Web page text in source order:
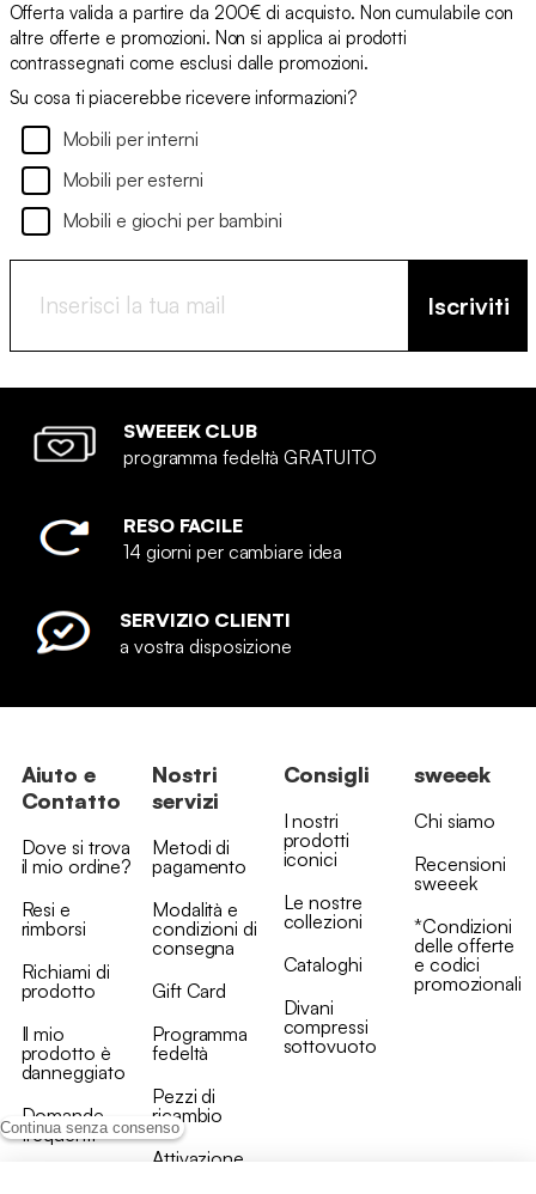
Continua senza consenso
Offerta valida a partire da 200€ di acquisto. Non cumulabile con
altre offerte e promozioni. Non si applica ai prodotti
contrassegnati come esclusi dalle promozioni.
Su cosa ti piacerebbe ricevere informazioni?
Mobili per interni
Mobili per esterni
Mobili e giochi per bambini
Iscriviti
SWEEEK CLUB
programma fedeltà GRATUITO
RESO FACILE
14 giorni per cambiare idea
SERVIZIO CLIENTI
a vostra disposizione
Aiuto e
Contatto
Dove si trova
il mio ordine?
Resi e
rimborsi
Richiami di
prodotto
Il mio
prodotto è
danneggiato
Domande
frequenti
Nostri
servizi
Metodi di
pagamento
Modalità e
condizioni di
consegna
Gift Card
Programma
fedeltà
Pezzi di
ricambio
Attivazione
Consigli
I nostri
prodotti
iconici
Le nostre
collezioni
Cataloghi
Divani
compressi
sottovuoto
sweeek
Chi siamo
Recensioni
sweeek
*Condizioni
delle offerte
e codici
promozionali